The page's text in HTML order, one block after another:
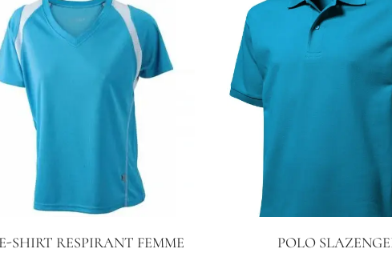
SHIRT RESPIRANT FEMME
POLO